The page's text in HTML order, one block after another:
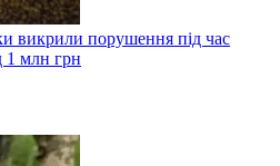
викрили порушення під час
1 млн грн